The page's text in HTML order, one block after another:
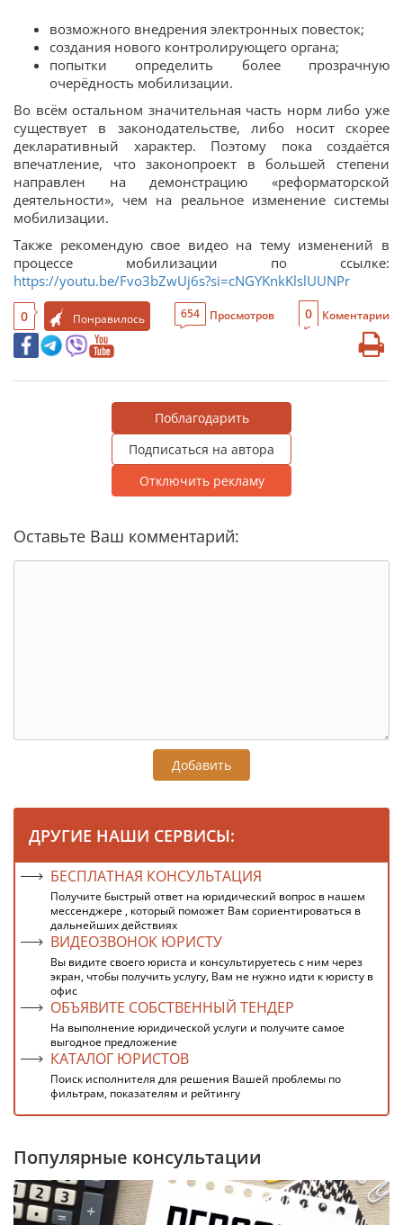
возможного внедрения электронных повесток;
создания нового контролирующего органа;
попытки определить более прозрачную
очерёдность мобилизации.
Во всём остальном значительная часть норм либо уже
существует в законодательстве, либо носит скорее
декларативный характер. Поэтому пока создаётся
впечатление, что законопроект в большей степени
направлен на демонстрацию «реформаторской
деятельности», чем на реальное изменение системы
мобилизации.
Также рекомендую свое видео на тему изменений в
процессе мобилизации по ссылке:
https://youtu.be/Fvo3bZwUj6s?si=cNGYKnkKlslUUNPr
0 Понравилось 654 Просмотров 0 Коментарии
Поблагодарить
Подписаться на автора
Отключить рекламу
Оставьте Ваш комментарий:
Добавить
ДРУГИЕ НАШИ СЕРВИСЫ:
БЕСПЛАТНАЯ КОНСУЛЬТАЦИЯ
Получите быстрый ответ на юридический вопрос в нашем
мессенджере , который поможет Вам сориентироваться в
дальнейших действиях
ВИДЕОЗВОНОК ЮРИСТУ
Вы видите своего юриста и консультируетесь с ним через
экран, чтобы получить услугу, Вам не нужно идти к юристу в
офис
ОБЪЯВИТЕ СОБСТВЕННЫЙ ТЕНДЕР
На выполнение юридической услуги и получите самое
выгодное предложение
КАТАЛОГ ЮРИСТОВ
Поиск исполнителя для решения Вашей проблемы по
фильтрам, показателям и рейтингу
Популярные консультации